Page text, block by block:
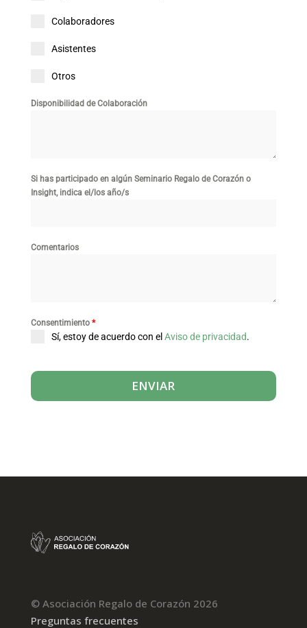
Colaboradores
Asistentes
Otros
Disponibilidad de Colaboración
Si has participado en algún Seminario Regalo de Corazón o
Insight, indica el/los año/s
Comentarios
Consentimiento *
Sí, estoy de acuerdo con el Aviso de privacidad.
ENVIAR
© Asociación Regalo de Corazón 2026
Preguntas frecuentes